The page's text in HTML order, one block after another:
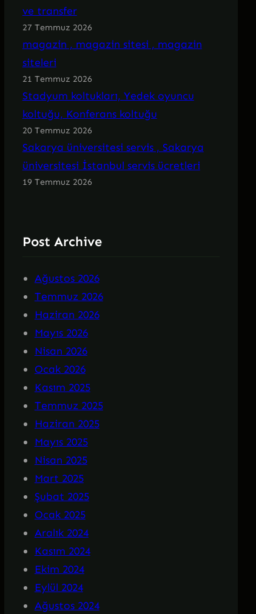
ve transfer
27 Temmuz 2026
magazin , magazin sitesi , magazin
siteleri
21 Temmuz 2026
Stadyum koltukları, Yedek oyuncu
koltuğu, Konferans koltuğu
20 Temmuz 2026
Sakarya üniversitesi servis , Sakarya
üniversitesi İstanbul servis ücretleri
19 Temmuz 2026
Post Archive
Ağustos 2026
Temmuz 2026
Haziran 2026
Mayıs 2026
Nisan 2026
Ocak 2026
Kasım 2025
Temmuz 2025
Haziran 2025
Mayıs 2025
Nisan 2025
Mart 2025
Şubat 2025
Ocak 2025
Aralık 2024
Kasım 2024
Ekim 2024
Eylül 2024
Ağustos 2024